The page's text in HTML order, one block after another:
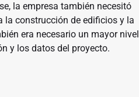
la empresa también necesitó
la construcción de edificios y la
era necesario un mayor nivel
y los datos del proyecto.